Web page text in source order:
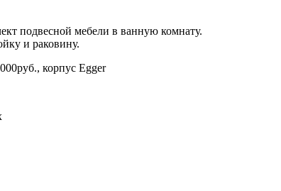
подвесной мебели в ванную комнату.
и раковину.
корпус Egger